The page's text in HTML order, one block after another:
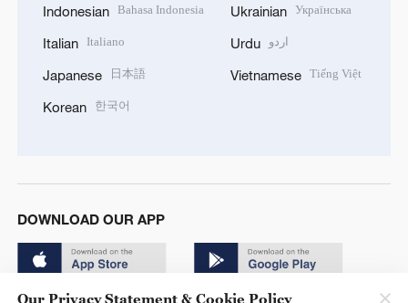
Indonesian Bahasa Indonesia
Italian Italiano
Japanese 日本語
Korean 한국어
Ukrainian Українська
Urdu اردو
Vietnamese Tiếng Việt
DOWNLOAD OUR APP
Our Privacy Statement & Cookie Policy